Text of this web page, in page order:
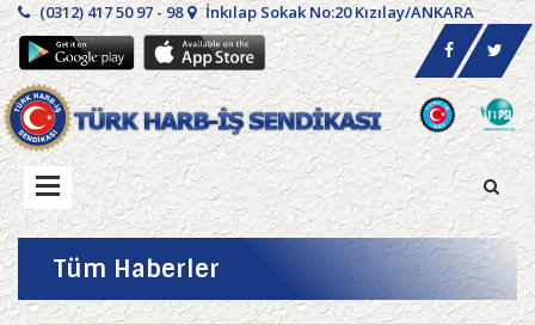
(0312) 417 50 97 - 98 İnkılap Sokak No:20 Kızılay/ANKARA
Tüm Haberler